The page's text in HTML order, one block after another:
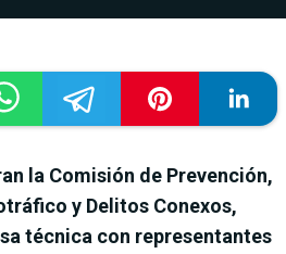
la Comisión de Prevención,
y Delitos Conexos,
técnica con representantes